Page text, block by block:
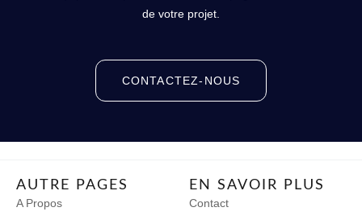
de votre projet.
CONTACTEZ-NOUS
AUTRE PAGES
A Propos
EN SAVOIR PLUS
Contact